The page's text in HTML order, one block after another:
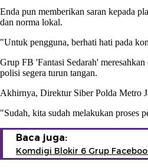
Enda pun memberikan saran kepada
dan norma lokal.
"Untuk pengguna, berhati hati pada
Grup FB 'Fantasi Sedarah'
polisi segera turun tangan.
Akhirnya, Direktur Siber Polda Metro
"Sudah, kita sudah melakukan proses
Baca juga:
Komdigi Blokir 6 Grup